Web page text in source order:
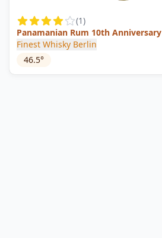
(1)
Panamanian Rum 10th Anniversary
Finest Whisky Berlin
46.5°